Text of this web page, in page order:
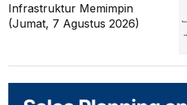
Infrastruktur Memimpin
(Jumat, 7 Agustus 2026)